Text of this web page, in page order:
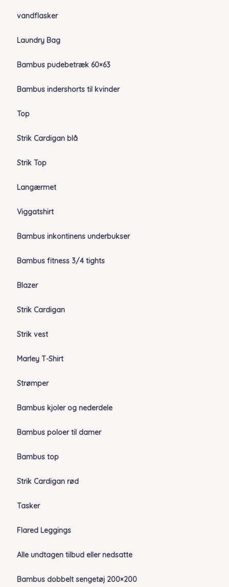
vandflasker
Laundry Bag
Bambus pudebetræk 60×63
Bambus indershorts til kvinder
Top
Strik Cardigan blå
Strik Top
Langærmet
Viggatshirt
Bambus inkontinens underbukser
Bambus fitness 3/4 tights
Blazer
Strik Cardigan
Strik vest
Marley T-Shirt
Strømper
Bambus kjoler og nederdele
Bambus poloer til damer
Bambus top
Strik Cardigan rød
Tasker
Flared Leggings
Alle undtagen tilbud eller nedsatte
Bambus dobbelt sengetøj 200×200